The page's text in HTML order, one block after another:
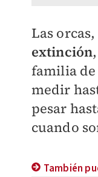
Las orcas,
extinción
familia
medir
pesar
cuando
También